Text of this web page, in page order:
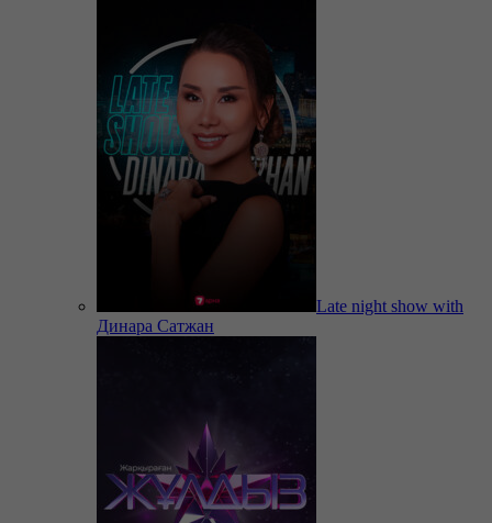
Late night show with
Динара Сатжан